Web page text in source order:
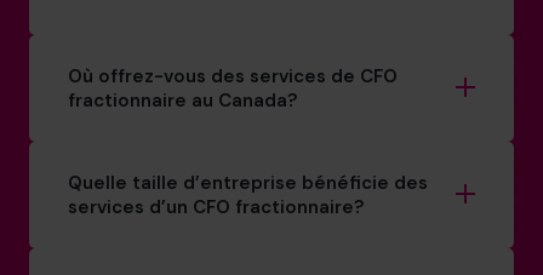
Où offrez-vous des services de CFO
fractionnaire au Canada?
Quelle taille d’entreprise bénéficie des
services d’un CFO fractionnaire?